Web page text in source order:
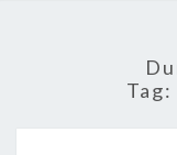
Tag: